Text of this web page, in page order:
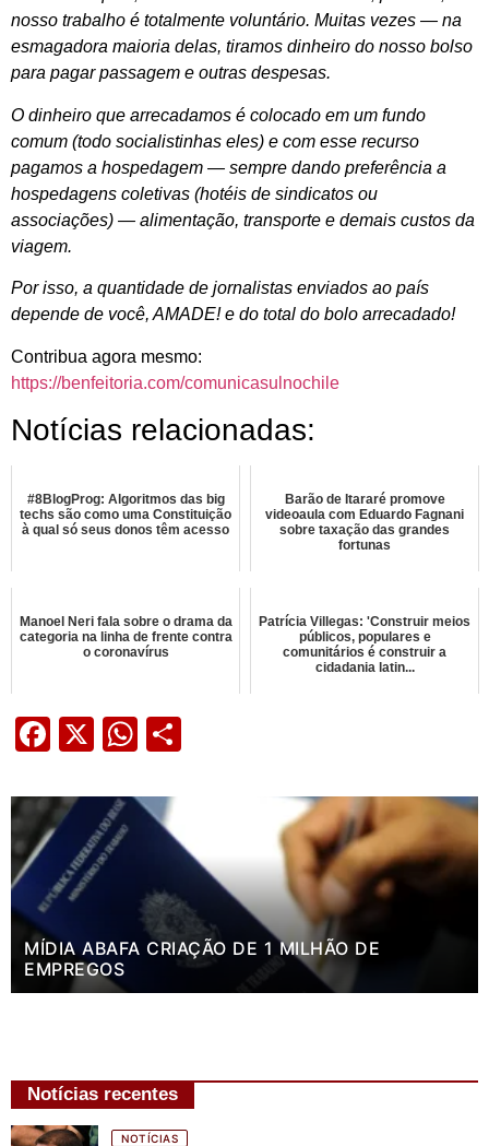
nosso trabalho é totalmente voluntário. Muitas vezes — na
esmagadora maioria delas, tiramos dinheiro do nosso bolso
para pagar passagem e outras despesas.
O dinheiro que arrecadamos é colocado em um fundo
comum (todo socialistinhas eles) e com esse recurso
pagamos a hospedagem — sempre dando preferência a
hospedagens coletivas (hotéis de sindicatos ou
associações) — alimentação, transporte e demais custos da
viagem.
Por isso, a quantidade de jornalistas enviados ao país
depende de você, AMADE! e do total do bolo arrecadado!
Contribua agora mesmo:
https://benfeitoria.com/comunicasulnochile
Notícias relacionadas:
#8BlogProg: Algoritmos das big
techs são como uma Constituição
à qual só seus donos têm acesso
Barão de Itararé promove
videoaula com Eduardo Fagnani
sobre taxação das grandes
fortunas
Manoel Neri fala sobre o drama da
categoria na linha de frente contra
o coronavírus
Patrícia Villegas: 'Construir meios
públicos, populares e
comunitários é construir a
cidadania latin...
Facebook
X WhatsApp
MÍDIA ABAFA CRIAÇÃO DE 1 MILHÃO DE
EMPREGOS
Notícias recentes
NOTÍCIAS